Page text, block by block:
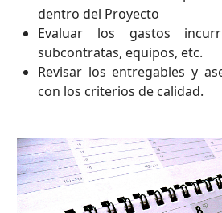
dentro del Proyecto
Evaluar los gastos
subcontratas, equipos, etc.
Revisar los entregables y
con los criterios de calidad.